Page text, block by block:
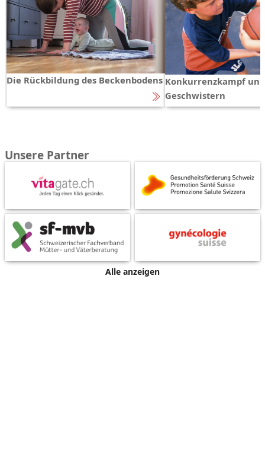
Die Rückbildung des Beckenbodens Konkurrenzkampf
Geschwistern
Unsere Partner
Alle anzeigen